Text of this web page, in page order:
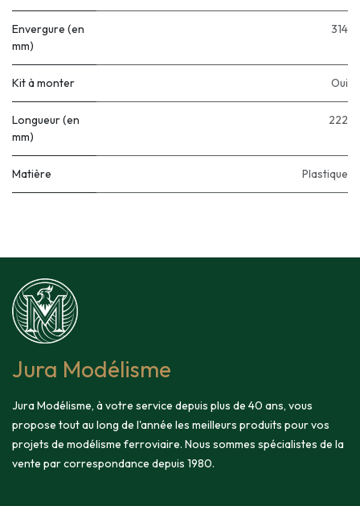
Envergure (en
mm)
314
Kit à monter Oui
Longueur (en
mm)
222
Matière Plastique
Jura Modélisme
Jura Modélisme, à votre service depuis plus de 40 ans, vous
propose tout au long de l'année les meilleurs produits pour vos
projets de modélisme ferroviaire. Nous sommes spécialistes de la
vente par correspondance depuis 1980.